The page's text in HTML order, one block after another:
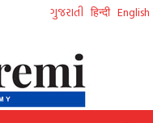
ગુજરાતી हिन्दी English